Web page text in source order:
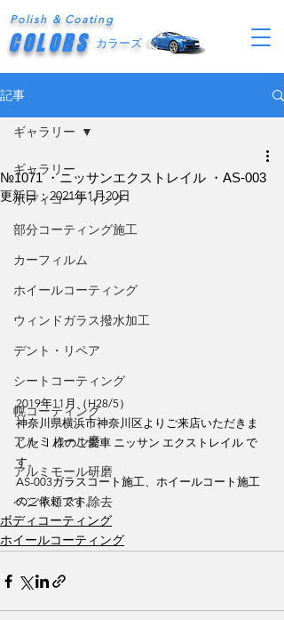
Polish & Coating
COLORS カラーズ
記事
ギャラリー
ボディコーティング
部分コーティング施工
カーフィルム
ホイールコーティング
ウィンドガラス撥水加工
デント・リペア
シートコーティング
幌コーティング
アルミノール磨
アルミモール研磨
ペンキミスト除去
ギャラリー
№1071 ・ニッサンエクストレイル ・AS-003
更新日：2021年1月20日
2019年11月（H28/5）
神奈川県横浜市神奈川区よりご来店いただきま
した Ⅰ様のご愛車 ニッサン エクストレイル で
す。
AS-003ガラスコート施工、ホイールコート施工
のご依頼です。
ボディコーティング
ホイールコーティング